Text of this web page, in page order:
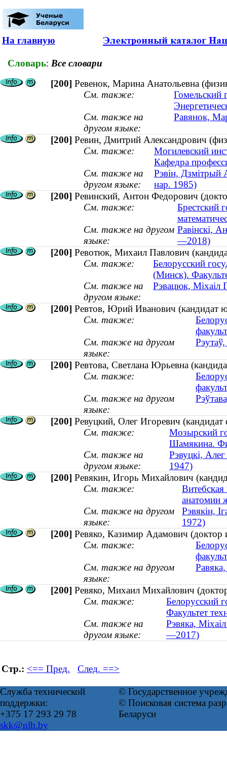
На главную
Словарь: Все словари
[200] Ревенок, Марина Анатольевна
См. также:
Гомельский
См. также на
другом языке:
Равянок,
[200] Ревин, Дмитрий Александрович
См. также:
Могилевский
Кафедра
См. также на
другом языке:
Рэвін, Дзмітрый
нар. 1985)
[200] Ревинский, Антон Федорович
См. также:
Брестский
См. также на другом
языке:
Равінскі,
—2018)
[200] Ревотюк, Михаил Павлович
См. также:
Белорусский
(Минск).
См. также на
другом языке:
Рэвацюк, Міхаіл
[200] Ревтов, Юрий Иванович (кандидат
См. также:
См. также на другом
языке:
[200] Ревтова, Светлана Юрьевна
См. также:
См. также на другом
языке:
[200] Ревуцкий, Олег Игоревич
См. также:
Мозырский
Шамякина.
См. также на
другом языке:
Рэвуцкі,
1947)
[200] Ревякин, Игорь Михайлович
См. также:
анатомии
См. также на другом
языке:
Рэвякін,
1972)
[200] Ревяко, Казимир Адамович
См. также:
См. также на другом
языке:
[200] Ревяко, Михаил Михайлович
См. также:
Белорусский
Факультет
См. также на
другом языке:
Рэвяка,
—2017)
Стр.: <== Пред. След. ==>
Служба технической
поддержки:
+375 17 293 29 78
skk@nlb.by
© Государственное
© Поисковая система
Беларуси